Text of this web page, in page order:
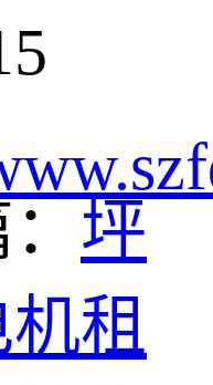
坪
租